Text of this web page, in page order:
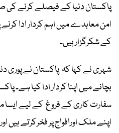
پاکستان دنیا کے فیصلے کرنے کی
امن معاہدے میں اہم کردار ادا
کے شکرگزار ہیں۔
شہری نے کہا کہ پاکستان نے پوری
بچانے میں اپنا کردار ادا کیا ہے۔
سفارت کاری کے فروغ کے لیے ایسا
اپنے ملک اورافواج پر فخرکرتے ہیں